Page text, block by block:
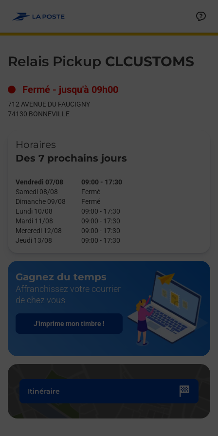
Relais Pickup CLCUSTOMS
Fermé - jusqu'à 09h00
712 AVENUE DU FAUCIGNY
74130 BONNEVILLE
Horaires
Des 7 prochains jours
Vendredi 07/08 09:00 - 17:30
Samedi 08/08
Fermé
Dimanche 09/08
Fermé
Lundi 10/08
09:00 - 17:30
Mardi 11/08
09:00 - 17:30
Mercredi 12/08
09:00 - 17:30
Jeudi 13/08
09:00 - 17:30
Gagnez du temps
Affranchissez votre courrier
de chez vous
J'imprime mon timbre !
Itinéraire